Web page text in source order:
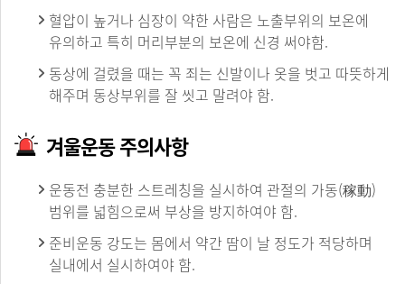
혈압이 높거나 심장이 약한 사람은 노출부위의 보온에
유의하고 특히 머리부분의 보온에 신경 써야함.
동상에 걸렸을 때는 꼭 죄는 신발이나 옷을 벗고 따뜻하게
해주며 동상부위를 잘 씻고 말려야 함.
겨울운동 주의사항
운동전 충분한 스트레칭을 실시하여 관절의 가동(稼動)
범위를 넓힘으로써 부상을 방지하여야 함.
준비운동 강도는 몸에서 약간 땀이 날 정도가 적당하며
실내에서 실시하여야 함.